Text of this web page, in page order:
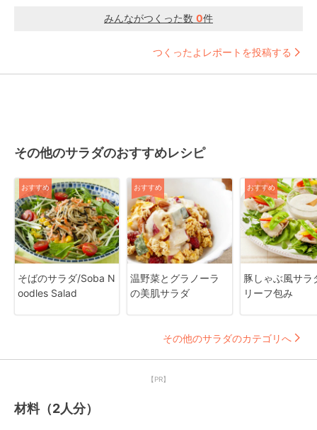
みんながつくった数 0件
つくったよレポートを投稿する
その他のサラダのおすすめレシピ
おすすめ
そばのサラダ/Soba N
oodles Salad
おすすめ
温野菜とグラノーラ
の美肌サラダ
おすすめ
豚しゃぶ風サラ
リーフ包み
その他のサラダのカテゴリへ
【PR】
材料（2人分）